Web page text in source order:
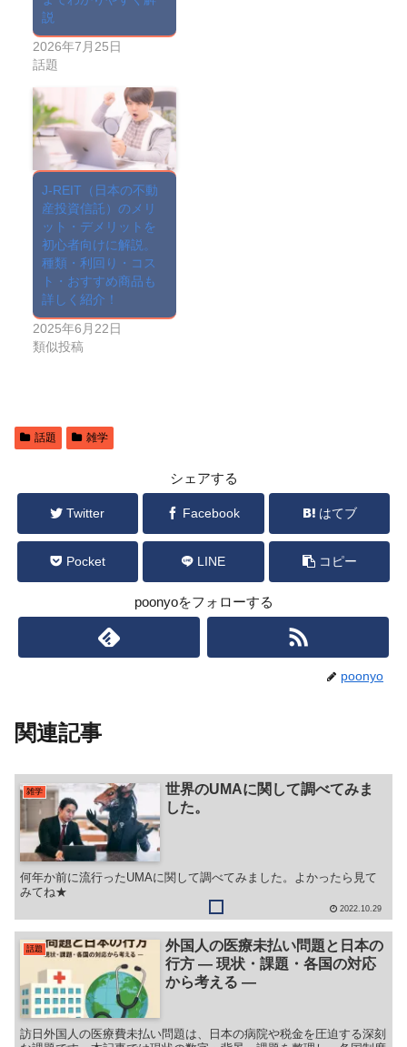
説
2026年7月25日
話題
J-REIT（日本の不動
産投資信託）のメリ
ット・デメリットを
初心者向けに解説。
種類・利回り・コス
ト・おすすめ商品も
詳しく紹介！
2025年6月22日
類似投稿
話題 雑学
シェアする
Twitter Facebook はてブ
Pocket LINE コピー
poonyoをフォローする
poonyo
関連記事
雑学
世界のUMAに関して調べてみま
した。
何年か前に流行ったUMAに関して調べてみました。よかったら見て
みてね★
2022.10.29
話題
外国人の医療未払い問題と日本の
行方 ― 現状・課題・各国の対応
から考える ―
訪日外国人の医療費未払い問題は、日本の病院や税金を圧迫する深刻